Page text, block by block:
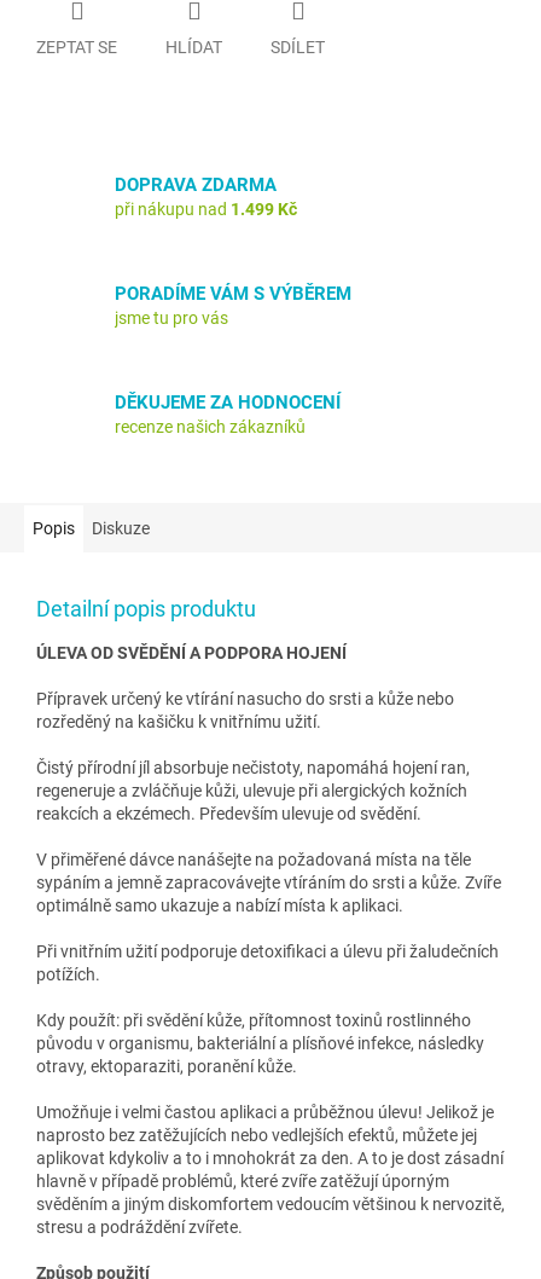
ZEPTAT SE HLÍDAT SDÍLET
DOPRAVA ZDARMA
při nákupu nad 1.499 Kč
PORADÍME VÁM S VÝBĚREM
jsme tu pro vás
DĚKUJEME ZA HODNOCENÍ
recenze našich zákazníků
Popis Diskuze
Detailní popis produktu
ÚLEVA OD SVĚDĚNÍ A PODPORA HOJENÍ
Přípravek určený ke vtírání nasucho do srsti a kůže nebo
rozředěný na kašičku k vnitřnímu užití.
Čistý přírodní jíl absorbuje nečistoty, napomáhá hojení ran,
regeneruje a zvláčňuje kůži, ulevuje při alergických kožních
reakcích a ekzémech. Především ulevuje od svědění.
V přiměřené dávce nanášejte na požadovaná místa na těle
sypáním a jemně zapracovávejte vtíráním do srsti a kůže. Zvíře
optimálně samo ukazuje a nabízí místa k aplikaci.
Při vnitřním užití podporuje detoxifikaci a úlevu při žaludečních
potížích.
Kdy použít: při svědění kůže, přítomnost toxinů rostlinného
původu v organismu, bakteriální a plísňové infekce, následky
otravy, ektoparaziti, poranění kůže.
Umožňuje i velmi častou aplikaci a průběžnou úlevu! Jelikož je
naprosto bez zatěžujících nebo vedlejších efektů, můžete jej
aplikovat kdykoliv a to i mnohokrát za den. A to je dost zásadní
hlavně v případě problémů, které zvíře zatěžují úporným
svěděním a jiným diskomfortem vedoucím většinou k nervozitě,
stresu a podráždění zvířete.
Způsob použití